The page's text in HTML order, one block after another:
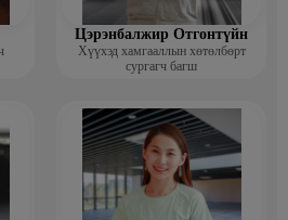
Цэрэнбалжир Отгонтүйн
Хүүхэд хамгааллын хөтөлбөрт
сургагч багш